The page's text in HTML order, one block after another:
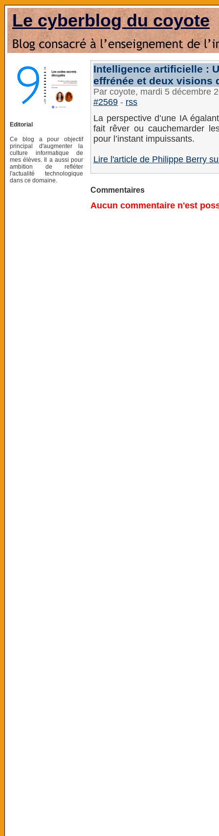
Le cyberblog du coyote
Editorial
Ce blog a pour objectif
principal d'augmenter la
culture informatique de
mes élèves. Il a aussi pour
ambition de refléter
l'actualité technologique
dans ce domaine.
Intelligence artificielle :
effrénée et deux visions
Par coyote, mardi 5 décembre
#2569 - rss
La perspective d’une IA
fait rêver ou cauchemarder
pour l’instant impuissants.
Lire l'article de Philippe Berry
Commentaires
Aucun commentaire n'est